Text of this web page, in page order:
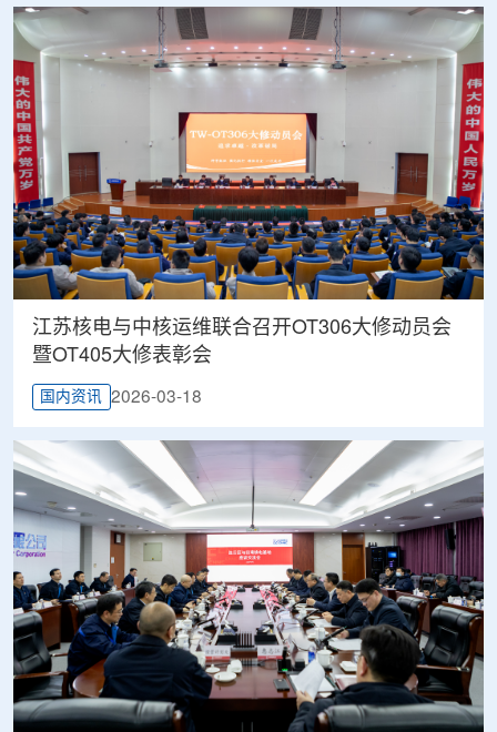
江苏核电与中核运维联合召开OT306大修动员会
暨OT405大修表彰会
国内资讯 2026-03-18